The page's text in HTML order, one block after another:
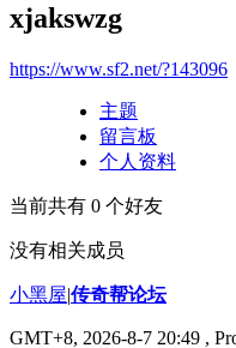
xjakswzg
https://www.sf2.net/?143096
主题
留言板
个人资料
当前共有 0 个好友
没有相关成员
小黑屋|传奇帮论坛
GMT+8, 2026-8-7 20:49 ,